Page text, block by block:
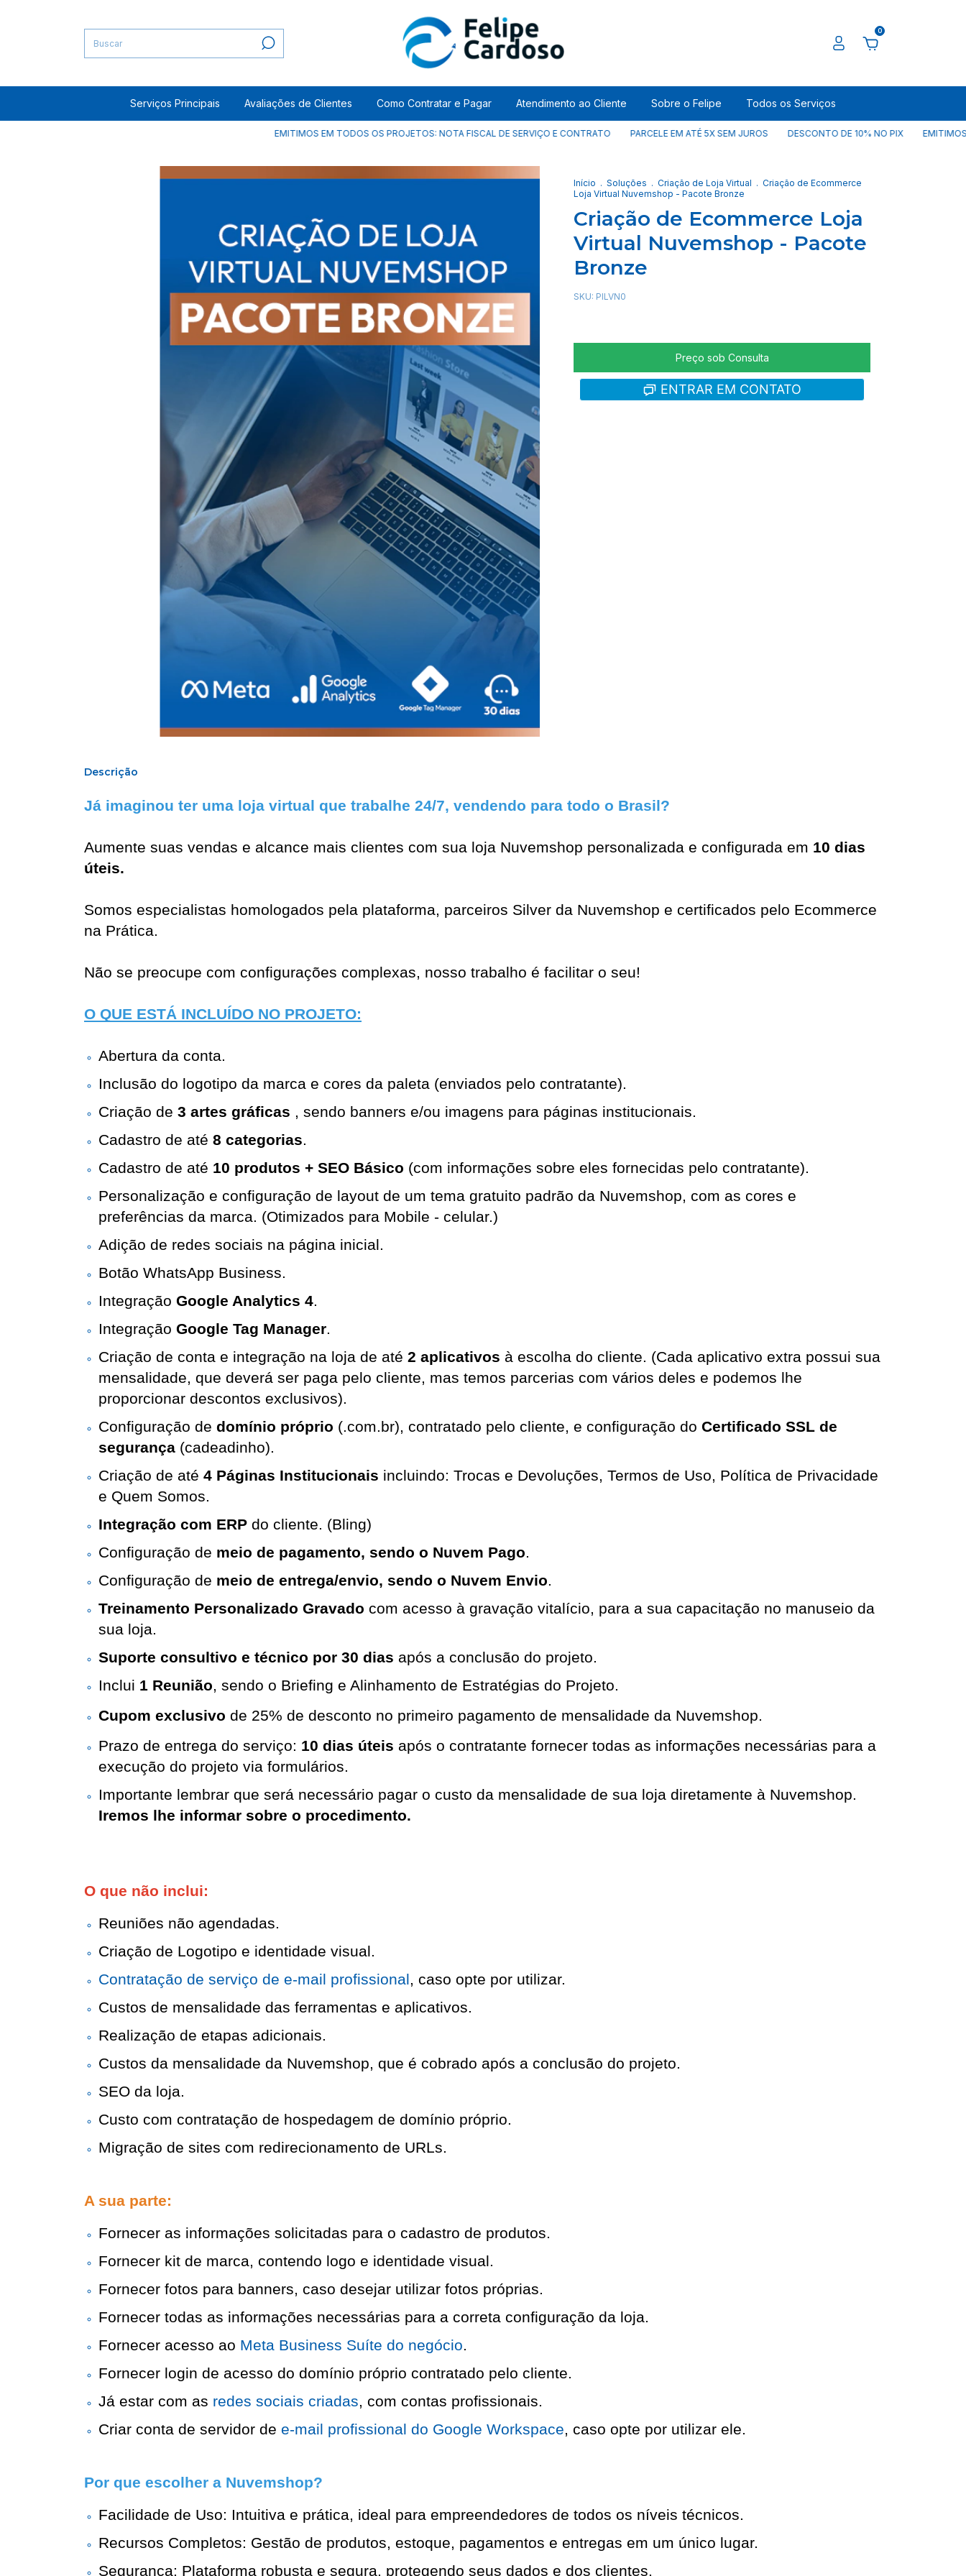
0
Serviços Principais Avaliações de Clientes Como Contratar e Pagar Atendimento ao Cliente Sobre o Felipe Todos os Serviços
EMITIMOS EM TODOS OS PROJETOS: NOTA FISCAL DE SERVIÇO E CONTRATO PARCELE EM ATÉ 5X SEM JUROS DESCONTO DE 10% NO PIX EMITIMOS EM
Início . Soluções . Criação de Loja Virtual . Criação de Ecommerce
Loja Virtual Nuvemshop - Pacote Bronze
Criação de Ecommerce Loja
Virtual Nuvemshop - Pacote
Bronze
SKU: PILVN0
ENTRAR EM CONTATO
Descrição
Já imaginou ter uma loja virtual que trabalhe 24/7, vendendo para todo o Brasil?
Aumente suas vendas e alcance mais clientes com sua loja Nuvemshop personalizada e configurada em 10 dias
úteis.
Somos especialistas homologados pela plataforma, parceiros Silver da Nuvemshop e certificados pelo Ecommerce
na Prática.
Não se preocupe com configurações complexas, nosso trabalho é facilitar o seu!
O QUE ESTÁ INCLUÍDO NO PROJETO:
Abertura da conta.
Inclusão do logotipo da marca e cores da paleta (enviados pelo contratante).
Criação de 3 artes gráficas , sendo banners e/ou imagens para páginas institucionais.
Cadastro de até 8 categorias.
Cadastro de até 10 produtos + SEO Básico (com informações sobre eles fornecidas pelo contratante).
Personalização e configuração de layout de um tema gratuito padrão da Nuvemshop, com as cores e
preferências da marca. (Otimizados para Mobile - celular.)
Adição de redes sociais na página inicial.
Botão WhatsApp Business.
Integração Google Analytics 4.
Integração Google Tag Manager.
Criação de conta e integração na loja de até 2 aplicativos à escolha do cliente. (Cada aplicativo extra possui sua
mensalidade, que deverá ser paga pelo cliente, mas temos parcerias com vários deles e podemos lhe
proporcionar descontos exclusivos).
Configuração de domínio próprio (.com.br), contratado pelo cliente, e configuração do Certificado SSL de
segurança (cadeadinho).
Criação de até 4 Páginas Institucionais incluindo: Trocas e Devoluções, Termos de Uso, Política de Privacidade
e Quem Somos.
Integração com ERP do cliente. (Bling)
Configuração de meio de pagamento, sendo o Nuvem Pago.
Configuração de meio de entrega/envio, sendo o Nuvem Envio.
Treinamento Personalizado Gravado com acesso à gravação vitalício, para a sua capacitação no manuseio da
sua loja.
Suporte consultivo e técnico por 30 dias após a conclusão do projeto.
Inclui 1 Reunião, sendo o Briefing e Alinhamento de Estratégias do Projeto.
Cupom exclusivo de 25% de desconto no primeiro pagamento de mensalidade da Nuvemshop.
Prazo de entrega do serviço: 10 dias úteis após o contratante fornecer todas as informações necessárias para a
execução do projeto via formulários.
Importante lembrar que será necessário pagar o custo da mensalidade de sua loja diretamente à Nuvemshop.
Iremos lhe informar sobre o procedimento.
O que não inclui:
Reuniões não agendadas.
Criação de Logotipo e identidade visual.
Contratação de serviço de e-mail profissional, caso opte por utilizar.
Custos de mensalidade das ferramentas e aplicativos.
Realização de etapas adicionais.
Custos da mensalidade da Nuvemshop, que é cobrado após a conclusão do projeto.
SEO da loja.
Custo com contratação de hospedagem de domínio próprio.
Migração de sites com redirecionamento de URLs.
A sua parte:
Fornecer as informações solicitadas para o cadastro de produtos.
Fornecer kit de marca, contendo logo e identidade visual.
Fornecer fotos para banners, caso desejar utilizar fotos próprias.
Fornecer todas as informações necessárias para a correta configuração da loja.
Fornecer acesso ao Meta Business Suíte do negócio.
Fornecer login de acesso do domínio próprio contratado pelo cliente.
Já estar com as redes sociais criadas, com contas profissionais.
Criar conta de servidor de e-mail profissional do Google Workspace, caso opte por utilizar ele.
Por que escolher a Nuvemshop?
Facilidade de Uso: Intuitiva e prática, ideal para empreendedores de todos os níveis técnicos.
Recursos Completos: Gestão de produtos, estoque, pagamentos e entregas em um único lugar.
Segurança: Plataforma robusta e segura, protegendo seus dados e dos clientes.